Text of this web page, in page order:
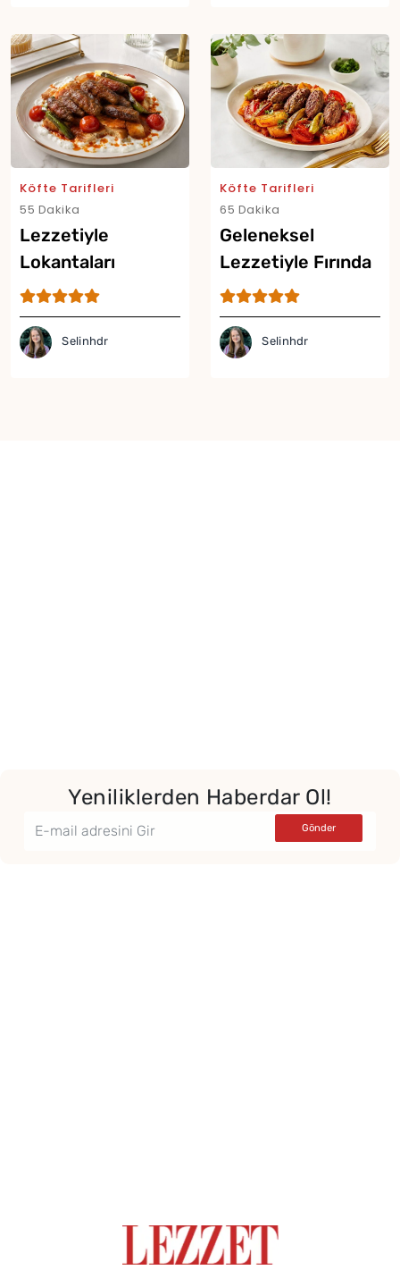
Köfte Tarifleri
55 Dakika
Lezzetiyle
Lokantaları
Aratmayan Pideli
Köfte Tarifi
Selinhdr
Köfte Tarifleri
65 Dakika
Geleneksel
Lezzetiyle Fırında
İzmir Köfte Tarifi
Selinhdr
Yeniliklerden Haberdar Ol!